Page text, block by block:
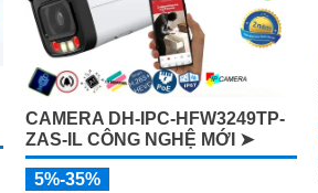
CAMERA DH-IPC-HFW3249TP-
ZAS-IL CÔNG NGHỆ MỚI ➤
5%-35%